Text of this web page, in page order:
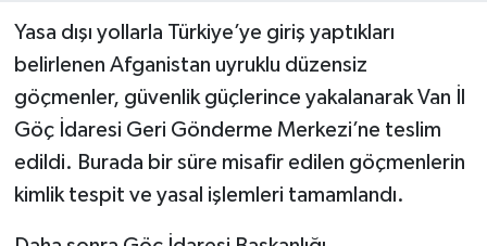
Yasa dışı yollarla Türkiye’ye giriş yaptıkları
belirlenen Afganistan uyruklu düzensiz
göçmenler, güvenlik güçlerince yakalanarak Van İl
Göç İdaresi Geri Gönderme Merkezi’ne teslim
edildi. Burada bir süre misafir edilen göçmenlerin
kimlik tespit ve yasal işlemleri tamamlandı.